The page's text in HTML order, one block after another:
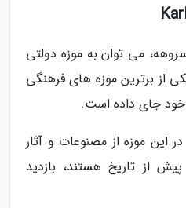
می توان به موزه دولتی
از برترین موزه های فرهنگی
خود جای داده است.
در این موزه از مصنوعات و آثار
از تاریخ هستند، بازدید